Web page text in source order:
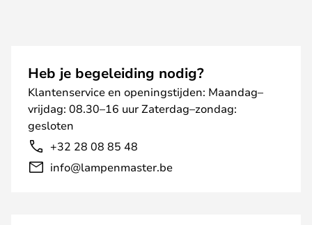
Heb je begeleiding nodig?
Klantenservice en openingstijden: Maandag–
vrijdag: 08.30–16 uur Zaterdag–zondag:
gesloten
+32 28 08 85 48
info@lampenmaster.be